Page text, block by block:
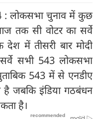
: लोकसभा चुनाव में कुछ
तक सी वोटर का सर्वे
में तीसरी बार मोदी
सभी 543 लोकसभा
543 में से एनडीए
जबकि इंडिया गठबंधन
है।